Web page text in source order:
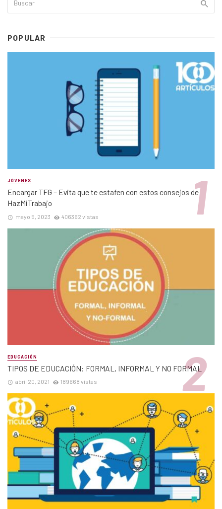
POPULAR
JÓVENES
Encargar TFG – Evita que te estafen con estos consejos de
HazMiTrabajo
mayo 5, 2023 406362 vistas
EDUCACIÓN
TIPOS DE EDUCACIÓN: FORMAL, INFORMAL Y NO FORMAL
abril 20, 2021 189668 vistas